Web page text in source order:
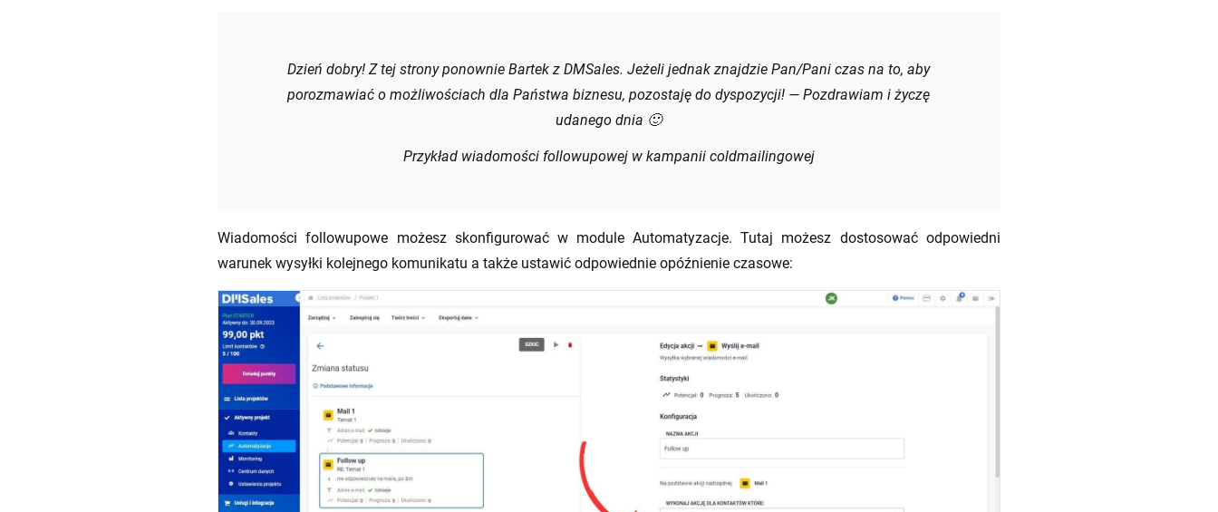
Dzień dobry! Z tej strony ponownie Bartek z DMSales. Jeżeli jednak znajdzie Pan/Pani czas na to, aby
porozmawiać o możliwościach dla Państwa biznesu, pozostaję do dyspozycji! — Pozdrawiam i życzę
udanego dnia 🙂
Przykład wiadomości followupowej w kampanii coldmailingowej
Wiadomości followupowe możesz skonfigurować w module Automatyzacje. Tutaj możesz dostosować odpowiedni
warunek wysyłki kolejnego komunikatu a także ustawić odpowiednie opóźnienie czasowe: